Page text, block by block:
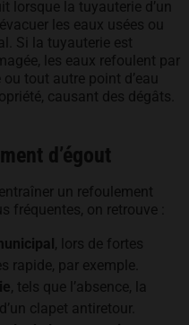
lorsque la tuyauterie d’un
les eaux usées ou
Si la tuyauterie est
les eaux refoulent par
tout autre point d’eau
causant des dégâts.
d’égout
un refoulement
fréquentes, on retrouve :
, lors de fortes
rapide, par exemple.
, tels que l’absence, la
clapet antiretour.